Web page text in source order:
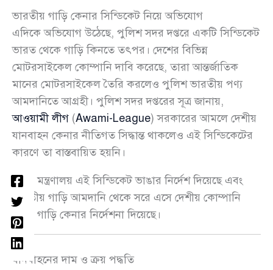
ভারতীয় গাড়ি কেনার সিন্ডিকেট নিয়ে অভিযোগ
এদিকে অভিযোগ উঠেছে, পুলিশ সদর দপ্তরে একটি সিন্ডিকেট
ভারত থেকে গাড়ি কিনতে তৎপর। দেশের বিভিন্ন
মোটরসাইকেল কোম্পানি দাবি করেছে, তারা আন্তর্জাতিক
মানের মোটরসাইকেল তৈরি করলেও পুলিশ ভারতীয় পণ্য
আমদানিতে আগ্রহী। পুলিশ সদর দপ্তরের সূত্র জানায়,
আওয়ামী লীগ (Awami-League) সরকারের আমলে দেশীয়
যানবাহন কেনার নীতিগত সিদ্ধান্ত থাকলেও এই সিন্ডিকেটের
কারণে তা বাস্তবায়িত হয়নি।
স্বরাষ্ট্র মন্ত্রণালয় এই সিন্ডিকেট ভাঙার নির্দেশ দিয়েছে এবং
ভারতীয় গাড়ি আমদানি থেকে সরে এসে দেশীয় কোম্পানি
থেকে গাড়ি কেনার নির্দেশনা দিয়েছে।
যানবাহনের দাম ও ক্রয় পদ্ধতি